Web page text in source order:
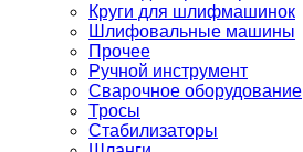
Круги для шлифмашинок
Шлифовальные машины
Прочее
Ручной инструмент
Сварочное оборудование
Тросы
Стабилизаторы